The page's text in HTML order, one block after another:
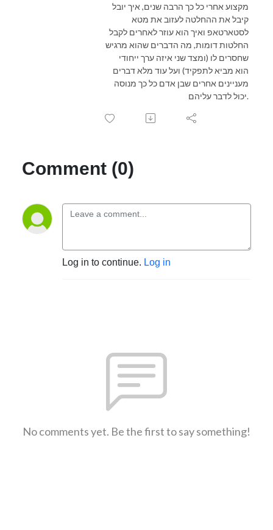
מקצוע אחרי כל כך הרבה שנים, איך יובל
קיבל את ההחלטה לעזוב את מטא
לסטארטאפ ואיך הוא עוזר לאחרים לקבל
החלטות דומות, מה הדברים שהוא מרגיש
שחסרים לו (ומצד שני איזה ערך ייחודי
הוא מביא לתפקיד) ועל עוד מלא דברים
מעניינים אחרים שבן אדם כל כך מנוסה
יכול לדבר עליהם.
Comment (0)
Log in to continue. Log in
No comments yet. Be the first to say something!